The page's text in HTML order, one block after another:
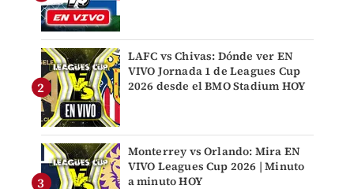
LAFC vs Chivas: Dónde ver EN
VIVO Jornada 1 de Leagues Cup
2026 desde el BMO Stadium HOY
Monterrey vs Orlando: Mira EN
VIVO Leagues Cup 2026 | Minuto
a minuto HOY